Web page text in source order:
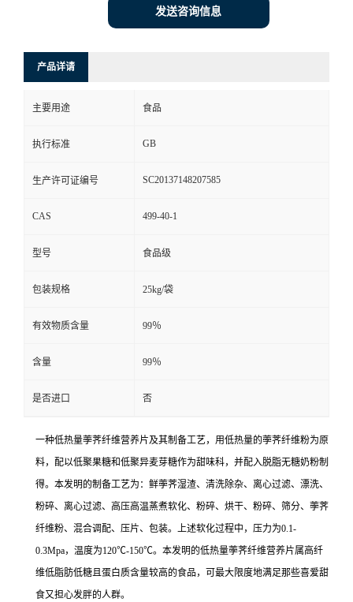
发送咨询信息
产品详请
主要用途 食品
执行标准 GB
生产许可证编号 SC20137148207585
CAS 499-40-1
型号 食品级
包装规格 25kg/袋
有效物质含量 99％
含量 99％
是否进口 否
一种低热量荸荠纤维营养片及其制备工艺，用低热量的荸荠纤维粉为原
料，配以低聚果糖和低聚异麦芽糖作为甜味科，并配入脱脂无糖奶粉制
得。本发明的制备工艺为：鲜荸荠湿渣、清洗除杂、离心过滤、漂洗、
粉碎、离心过滤、高压高温蒸煮软化、粉碎、烘干、粉碎、筛分、荸荠
纤维粉、混合调配、压片、包装。上述软化过程中，压力为0.1-
0.3Mpa，温度为120℃-150℃。本发明的低热量荸荠纤维营养片属高纤
维低脂肪低糖且蛋白质含量较高的食品，可最大限度地满足那些喜爱甜
食又担心发胖的人群。